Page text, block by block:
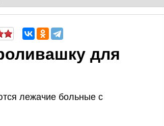
для
лежачие больные с